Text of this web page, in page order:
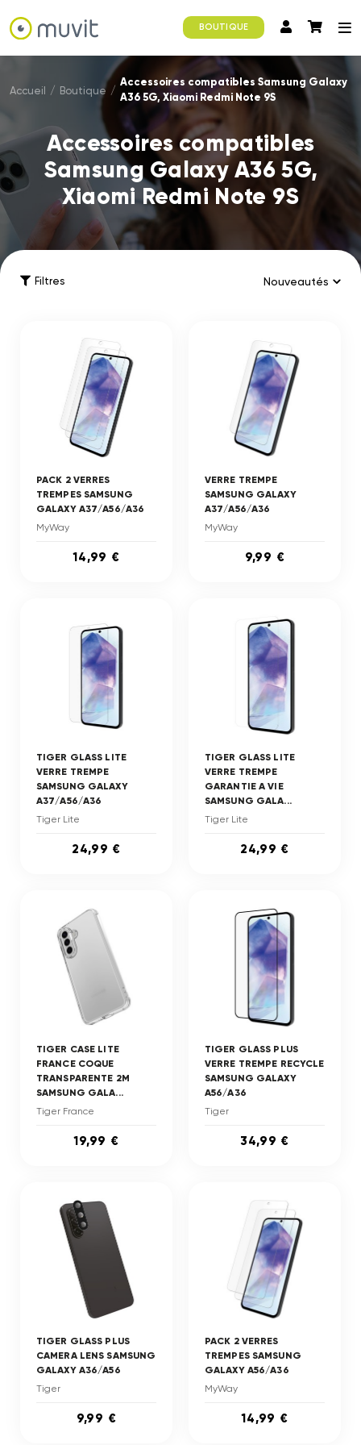
BOUTIQUE
Accueil / Boutique /
Accessoires compatibles Samsung Galaxy
A36 5G, Xiaomi Redmi Note 9S
Accessoires compatibles
Samsung Galaxy A36 5G,
Xiaomi Redmi Note 9S
Filtres
PACK 2 VERRES
TREMPES SAMSUNG
GALAXY A37/A56/A36
MyWay
14,99 €
VERRE TREMPE
SAMSUNG GALAXY
A37/A56/A36
MyWay
9,99 €
TIGER GLASS LITE
VERRE TREMPE
SAMSUNG GALAXY
A37/A56/A36
Tiger Lite
24,99 €
TIGER GLASS LITE
VERRE TREMPE
GARANTIE A VIE
SAMSUNG GALA...
Tiger Lite
24,99 €
TIGER CASE LITE
FRANCE COQUE
TRANSPARENTE 2M
SAMSUNG GALA...
Tiger France
19,99 €
TIGER GLASS PLUS
VERRE TREMPE RECYCLE
SAMSUNG GALAXY
A56/A36
Tiger
34,99 €
TIGER GLASS PLUS
CAMERA LENS SAMSUNG
GALAXY A36/A56
Tiger
9,99 €
PACK 2 VERRES
TREMPES SAMSUNG
GALAXY A56/A36
MyWay
14,99 €